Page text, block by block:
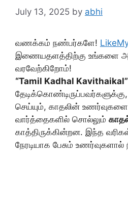
July 13, 2025 by abhi
வணக்கம் நண்பர்களே!
இணையதளத்திற்கு உங்களை
வரவேற்கிறோம்!
“Tamil Kadhal Kavithaikal”
செய்யும், காதலின்
வார்த்தைகளில் சொல்லும்
காத்திருக்கின்றன. இந்த
நேரடியாக பேசும் உணர்வுகளால்